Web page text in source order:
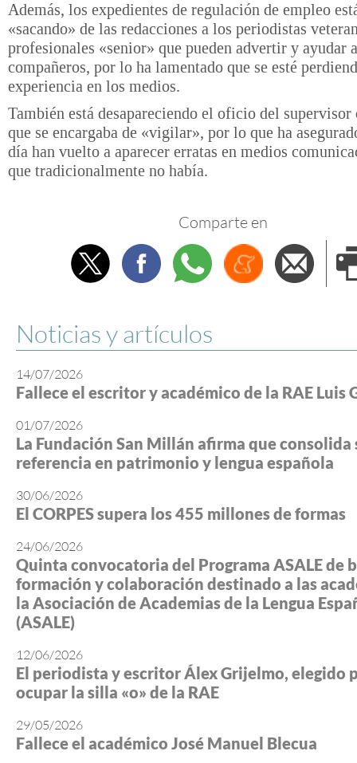
Además, los expedientes de regulación de empleo
«sacando» de las redacciones a los periodistas
profesionales «senior» que pueden advertir y ayudar
compañeros, por lo ha lamentado que se esté
experiencia en los medios.
También está desapareciendo el oficio del supervisor
que se encargaba de «vigilar», por lo que ha
día han vuelto a aparecer erratas en medios
que tradicionalmente no había.
Comparte en
TwitterFacebookWhatsappMenéame
Noticias y artículos
14/07/2026
Fallece el escritor y académico de la RAE Luis
01/07/2026
La Fundación San Millán afirma que consolida
referencia en patrimonio y lengua española
30/06/2026
El CORPES supera los 455 millones de formas
24/06/2026
Quinta convocatoria del Programa ASALE de
formación y colaboración destinado a las
la Asociación de Academias de la Lengua
(ASALE)
12/06/2026
El periodista y escritor Álex Grijelmo, elegido
ocupar la silla «o» de la RAE
29/05/2026
Fallece el académico José Manuel Blecua